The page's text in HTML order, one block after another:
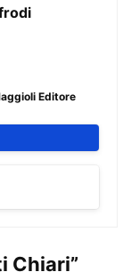
difendere i
non solo
rapporto
l’accesso
Editore
Chiari”